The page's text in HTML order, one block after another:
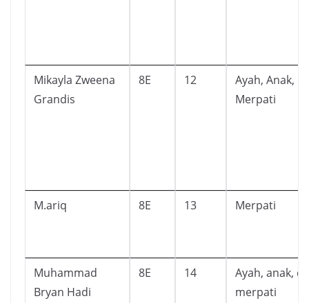
Mikayla Zweena
Grandis
8E 12
Ayah, Anak,
Merpati
M.ariq 8E 13 Merpati
Muhammad
Bryan Hadi
8E 14
Ayah, anak,
merpati